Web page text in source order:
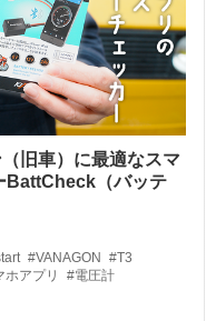
旧車）に最適なスマ
BattCheck（バッテ
#VANAGON #T3
ホアプリ
#電圧計